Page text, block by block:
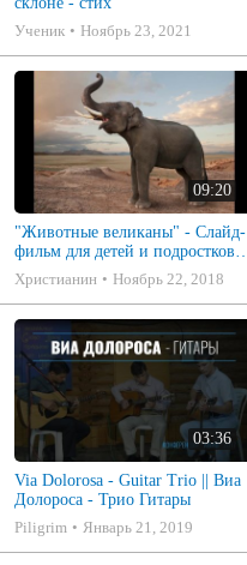
Ученик
Ноябрь 23, 2021
09:20
"Животные великаны" - Слайд-
фильм для детей и подростков
(МСЦ ЕХБ) слушать онлайн
Христианин Ноябрь 22, 2018
03:36
Via Dolorosa - Guitar Trio || Виа
Долороса - Трио Гитары
Piligrim
Январь 21, 2019